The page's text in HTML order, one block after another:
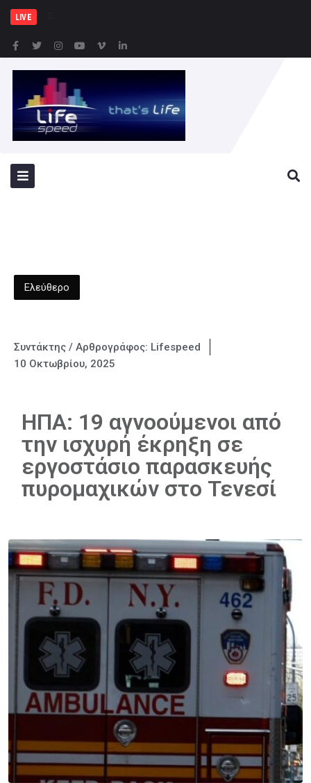
LIVE
Ελεύθερο
Συντάκτης / Αρθρογράφος: Lifespeed
10 Οκτωβρίου, 2025
ΗΠΑ: 19 αγνοούμενοι από
την ισχυρή έκρηξη σε
εργοστάσιο παρασκευής
πυρομαχικών στο Τενεσί